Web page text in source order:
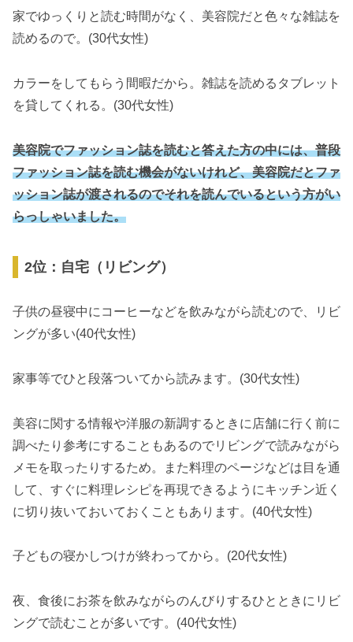
家でゆっくりと読む時間がなく、美容院だと色々な雑誌を
読めるので。(30代女性)
カラーをしてもらう間暇だから。雑誌を読めるタブレット
を貸してくれる。(30代女性)
美容院でファッション誌を読むと答えた方の中には、普段
ファッション誌を読む機会がないけれど、美容院だとファ
ッション誌が渡されるのでそれを読んでいるという方がい
らっしゃいました。
2位：自宅（リビング）
子供の昼寝中にコーヒーなどを飲みながら読むので、リビ
ングが多い(40代女性)
家事等でひと段落ついてから読みます。(30代女性)
美容に関する情報や洋服の新調するときに店舗に行く前に
調べたり参考にすることもあるのでリビングで読みながら
メモを取ったりするため。また料理のページなどは目を通
して、すぐに料理レシピを再現できるようにキッチン近く
に切り抜いておいておくこともあります。(40代女性)
子どもの寝かしつけが終わってから。(20代女性)
夜、食後にお茶を飲みながらのんびりするひとときにリビ
ングで読むことが多いです。(40代女性)